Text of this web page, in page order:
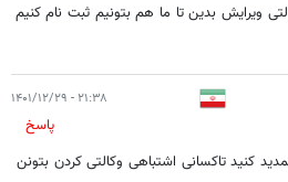
ویرایش بدین تا ما هم بتونیم ثبت نام کنیم
۲۱:۳۸ - ۱۴۰۱/۱۲/۲۹
پاسخ
کنید تاکسانی اشتباهی وکالتی کردن بتونن